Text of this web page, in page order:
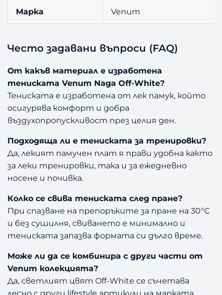
Марка Venum
Често задавани въпроси (FAQ)
От какъв материал е изработена
тениската Venum Naga Off-White?
Тениската е изработена от лек памук, който
осигурява комфорт и добра
въздухопропускливост през целия ден.
Подходяща ли е тениската за тренировки?
Да, лекият памучен плат я прави удобна както
за леки тренировки, така и за ежедневно
носене и почивка.
Колко се свива тениската след пране?
При спазване на препоръките за пране на 30°C
и без сушилня, свиването е минимално и
тениската запазва формата си дълго време.
Може ли да се комбинира с други части от
Venum колекцията?
Да, светлият цвят Off-White се съчетава